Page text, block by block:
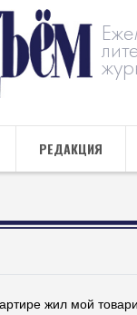
РЕДАКЦИЯ
жил мой